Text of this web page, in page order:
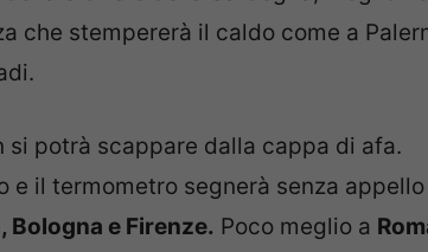
che stempererà il caldo come a
si potrà scappare dalla cappa di afa.
e il termometro segnerà senza appello
Bologna e Firenze. Poco meglio a